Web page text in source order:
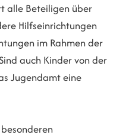
alle Beteiligen über
Hilfseinrichtungen
im Rahmen der
auch Kinder von der
Jugendamt eine